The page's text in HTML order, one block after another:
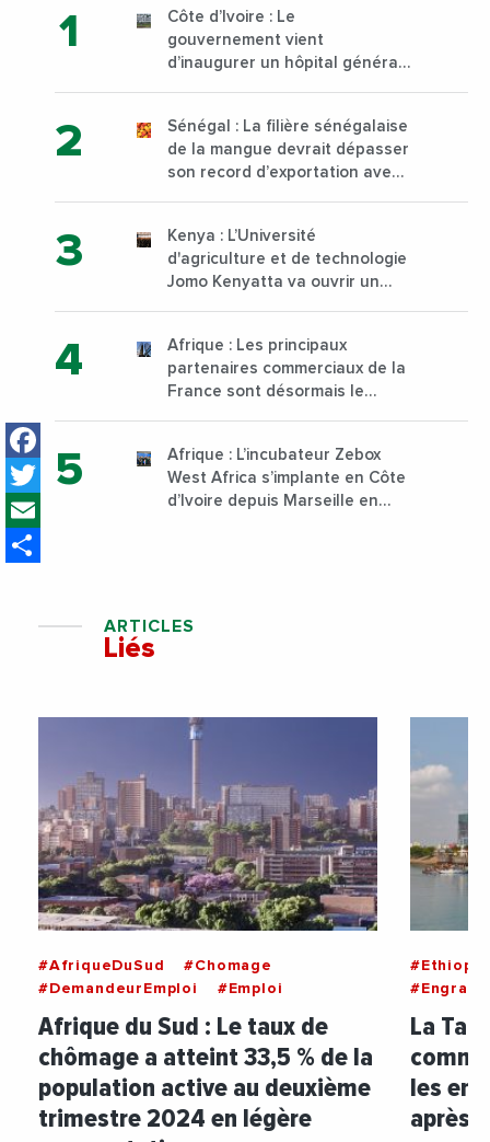
Facebook
Twitter
Côte d’Ivoire : Le
gouvernement vient
d’inaugurer un hôpital général
Sénégal : La filière sénégalaise
de la mangue devrait dépasser
son record d’exportation avec
Kenya : L’Université
d'agriculture et de technologie
Jomo Kenyatta va ouvrir un
sur son campus de Karen à
Nairobi dès janvier 2023
Afrique : Les principaux
partenaires commerciaux de la
France sont désormais le
Afrique : L’incubateur Zebox
West Africa s’implante en Côte
d’Ivoire depuis Marseille en
ARTICLES
Liés
#AfriqueDuSud
#Chomage
#DemandeurEmploi
#Emploi
Afrique du Sud : Le taux de
chômage a atteint 33,5 % de la
population active au deuxième
trimestre 2024 en légère
#Ethiopie
#Engrais
La
les
après